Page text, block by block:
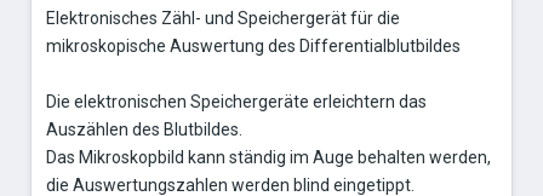
Elektronisches Zähl- und Speichergerät für die
mikroskopische Auswertung des Differentialblutbildes
Die elektronischen Speichergeräte erleichtern das
Auszählen des Blutbildes.
Das Mikroskopbild kann ständig im Auge behalten werden,
die Auswertungszahlen werden blind eingetippt.